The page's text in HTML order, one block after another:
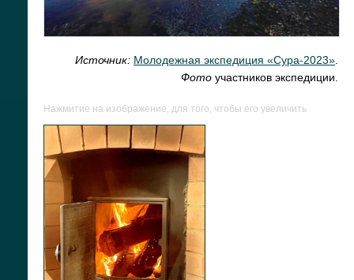
Источник: Молодежная экспедиция «Сура-2023».
Фото участников экспедиции.